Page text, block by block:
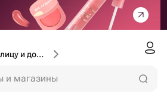
Введите город, улицу и дом доставки
и магазины